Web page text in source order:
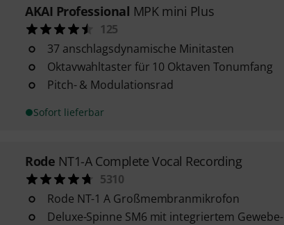
AKAI Professional MPK mini Plus
125
37 anschlagsdynamische Minitasten
Oktavwahltaster für 10 Oktaven Tonumfang
Pitch- & Modulationsrad
Sofort lieferbar
Rode NT1-A Complete Vocal Recording
5310
Rode NT-1 A Großmembranmikrofon
Deluxe-Spinne SM6 mit integriertem Gewebe-